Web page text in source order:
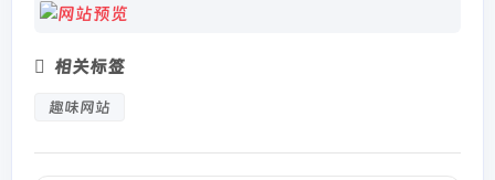
相关标签
趣味网站